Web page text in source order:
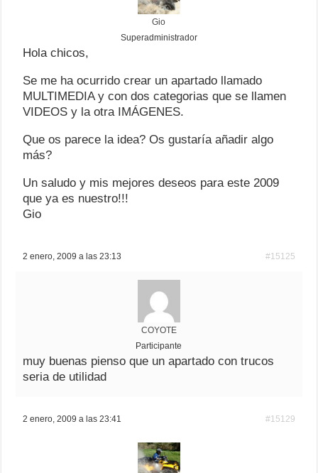
Gio
Superadministrador
Hola chicos,
Se me ha ocurrido crear un apartado llamado
MULTIMEDIA y con dos categorias que se llamen
VIDEOS y la otra IMÁGENES.
Que os parece la idea? Os gustaría añadir algo
más?
Un saludo y mis mejores deseos para este 2009
que ya es nuestro!!!
Gio
2 enero, 2009 a las 23:13 #15125
COYOTE
Participante
muy buenas pienso que un apartado con trucos
seria de utilidad
2 enero, 2009 a las 23:41 #15129